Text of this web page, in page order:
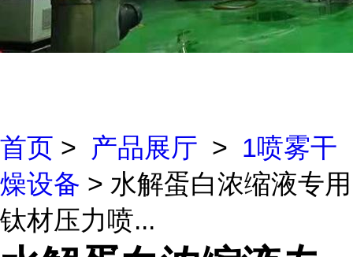
首页 > 产品展厅 > 1喷雾干
燥设备 > 水解蛋白浓缩液专用
钛材压力喷...